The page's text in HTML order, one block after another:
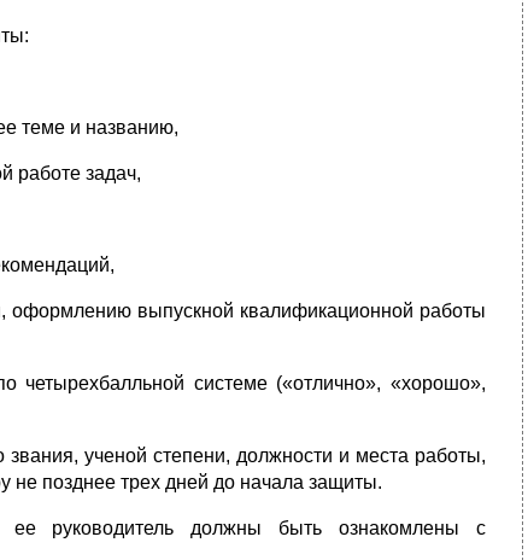
теме и названию,
работе задач,
оформлению выпускной квалификационной работы
четырехбалльной системе («отлично», «хорошо»,
ученой степени, должности и места работы,
не позднее трех дней до начала защиты.
ее руководитель должны быть ознакомлены с